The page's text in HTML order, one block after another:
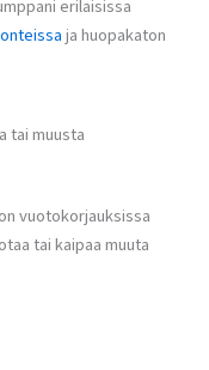
erilaisissa
ja huopakaton
tai muusta
vuotokorjauksissa
tai kaipaa muuta